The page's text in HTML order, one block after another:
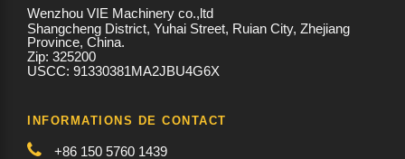
Wenzhou VIE Machinery co.,ltd
Shangcheng District, Yuhai Street, Ruian City, Zhejiang
Province, China.
Zip: 325200
USCC: 91330381MA2JBU4G6X
INFORMATIONS DE CONTACT
+86 150 5760 1439